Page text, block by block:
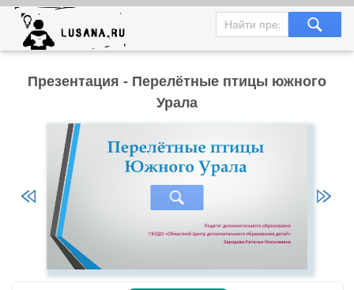
Презентация - Перелётные птицы южного
Урала